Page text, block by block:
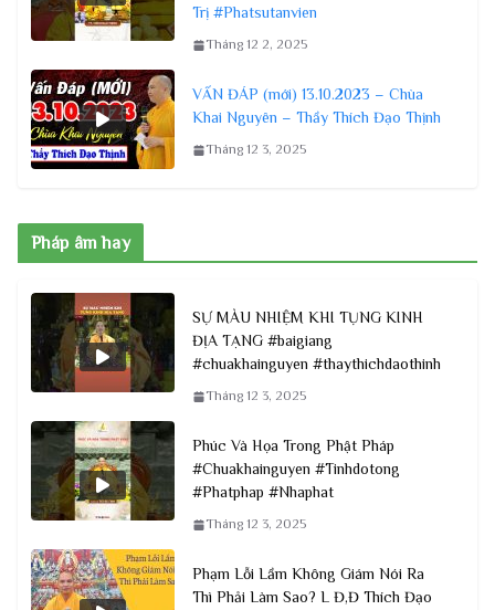
Trị #Phatsutanvien
Tháng 12 2, 2025
VẤN ĐÁP (mới) 13.10.2023 – Chùa
Khai Nguyên – Thầy Thích Đạo Thịnh
Tháng 12 3, 2025
Pháp âm hay
SỰ MÀU NHIỆM KHI TỤNG KINH
ĐỊA TẠNG #baigiang
#chuakhainguyen #thaythichdaothinh
Tháng 12 3, 2025
Phúc Và Họa Trong Phật Pháp
#Chuakhainguyen #Tinhdotong
#Phatphap #Nhaphat
Tháng 12 3, 2025
Phạm Lỗi Lầm Không Giám Nói Ra
Thì Phải Làm Sao? L Đ,Đ Thích Đạo